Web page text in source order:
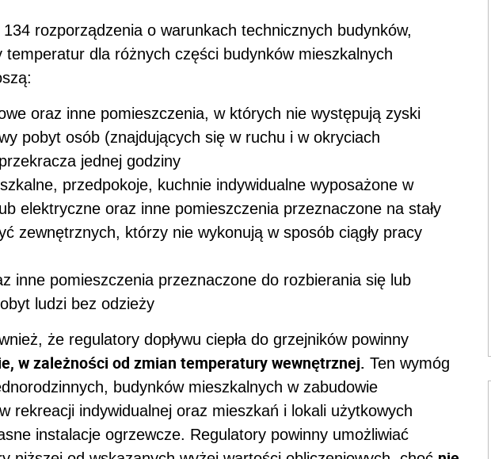
rozporządzenia o warunkach technicznych budynków,
temperatur dla różnych części budynków mieszkalnych
oraz inne pomieszczenia, w których nie występują zyski
pobyt osób (znajdujących się w ruchu i w okryciach
jednej godziny
przedpokoje, kuchnie indywidualne wyposażone w
elektryczne oraz inne pomieszczenia przeznaczone na stały
zewnętrznych, którzy nie wykonują w sposób ciągły pracy
inne pomieszczenia przeznaczone do rozbierania się lub
ludzi bez odzieży
że regulatory dopływu ciepła do grzejników powinny
w zależności od zmian temperatury wewnętrznej. Ten wymóg
budynków mieszkalnych w zabudowie
rekreacji indywidualnej oraz mieszkań i lokali użytkowych
instalacje ogrzewcze. Regulatory powinny umożliwiać